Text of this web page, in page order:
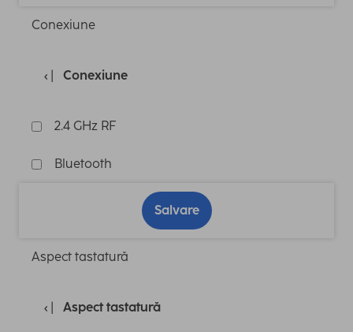
Conexiune
Conexiune
2.4 GHz RF
Bluetooth
Salvare
Aspect tastatură
Aspect tastatură